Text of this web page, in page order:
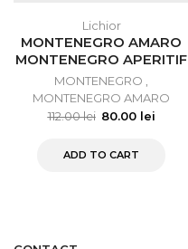
Lichior
MONTENEGRO AMARO
MONTENEGRO APERITIF
0.7L
MONTENEGRO ,
MONTENEGRO AMARO
112.00lei 80.00 lei
ADD TO CART